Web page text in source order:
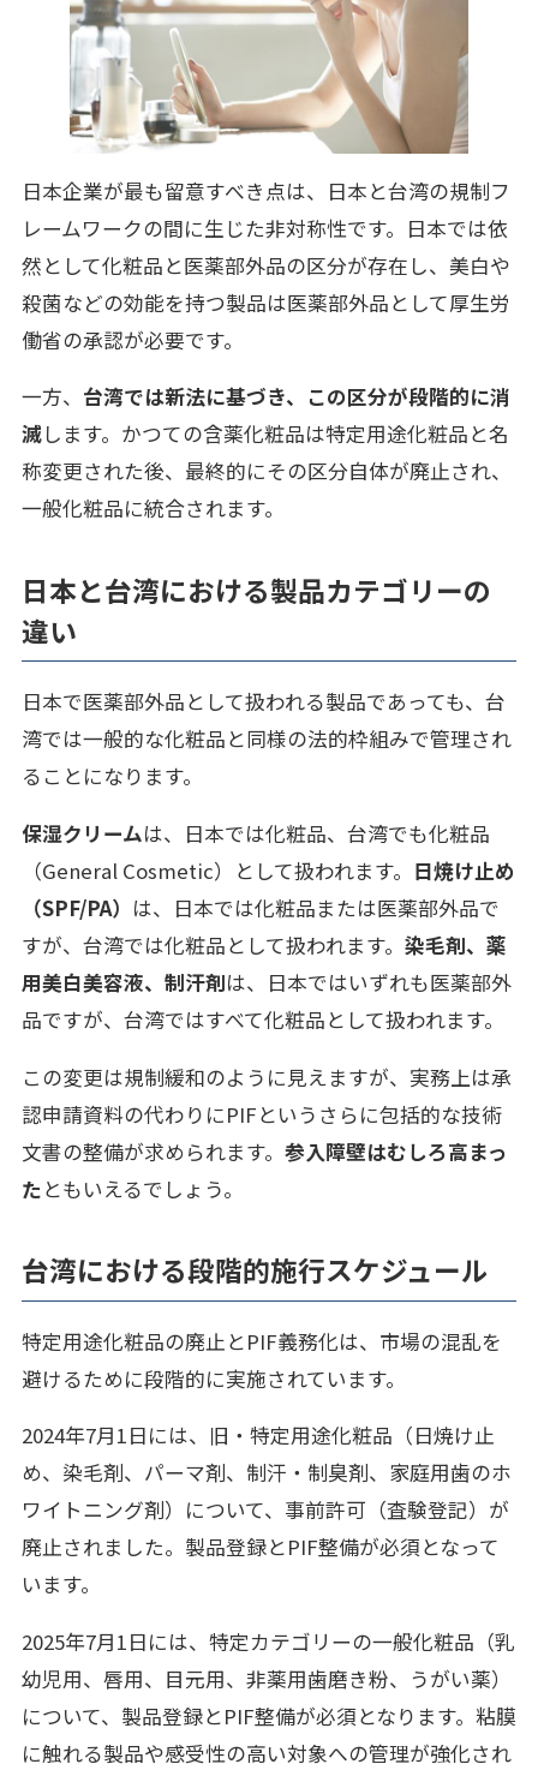
日本企業が最も留意すべき点は、日本と台湾の規制フ
レームワークの間に生じた非対称性です。日本では依
然として化粧品と医薬部外品の区分が存在し、美白や
殺菌などの効能を持つ製品は医薬部外品として厚生労
働省の承認が必要です。
一方、 台湾では新法に基づき、この区分が段階的に消
滅します。かつての含薬化粧品は特定用途化粧品と名
称変更された後、最終的にその区分自体が廃止され、
一般化粧品に統合されます。
日本と台湾における製品カテゴリーの
違い
日本で医薬部外品として扱われる製品であっても、台
湾では一般的な化粧品と同様の法的枠組みで管理され
ることになります。
保湿クリームは、日本では化粧品、台湾でも化粧品
（General Cosmetic）として扱われます。 日焼け止め
（SPF/PA） は、日本では化粧品または医薬部外品で
すが、台湾では化粧品として扱われます。 染毛剤、薬
用美白美容液、制汗剤は、日本ではいずれも医薬部外
品ですが、台湾ではすべて化粧品として扱われます。
この変更は規制緩和のように見えますが、実務上は承
認申請資料の代わりにPIFというさらに包括的な技術
文書の整備が求められます。 参入障壁はむしろ高まっ
たともいえるでしょう。
台湾における段階的施行スケジュール
特定用途化粧品の廃止とPIF義務化は、市場の混乱を
避けるために段階的に実施されています。
2024年7月1日には、旧・特定用途化粧品（日焼け止
め、染毛剤、パーマ剤、制汗・制臭剤、家庭用歯のホ
ワイトニング剤）について、事前許可（査験登記）が
廃止されました。製品登録とPIF整備が必須となって
います。
2025年7月1日には、特定カテゴリーの一般化粧品（乳
幼児用、唇用、目元用、非薬用歯磨き粉、うがい薬）
について、製品登録とPIF整備が必須となります。粘膜
に触れる製品や感受性の高い対象への管理が強化され